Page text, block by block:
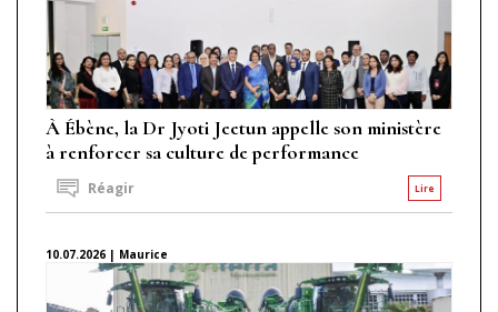
À Ébène, la Dr Jyoti Jeetun appelle son ministère
à renforcer sa culture de performance
Lire
Réagir
10.07.2026 | Maurice